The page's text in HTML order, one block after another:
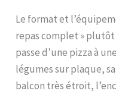
Le format et
repas complet » plutôt
passe d’une pizza à
légumes sur plaque,
balcon très étroit,